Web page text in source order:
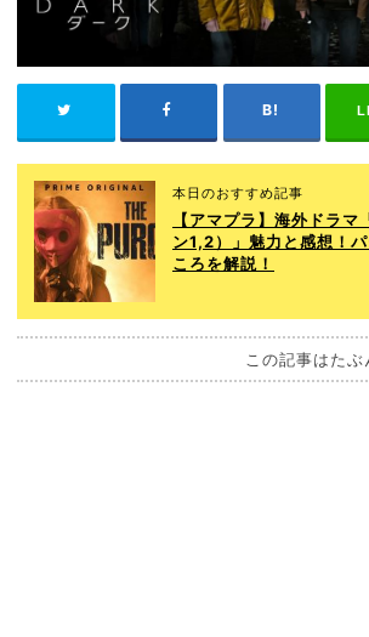
本日のおすすめ記事
【アマプラ】海外ドラ
ン1,2）」魅力と感想！
ころを解説！
この記事はたぶ